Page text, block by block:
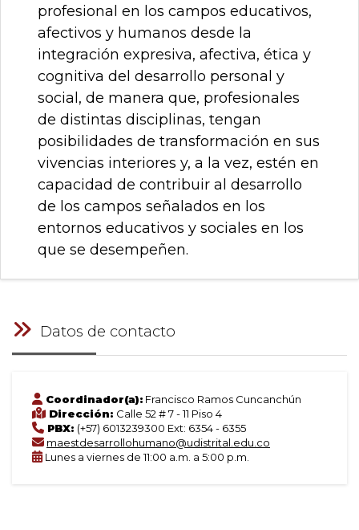
profesional en los campos educativos,
afectivos y humanos desde la
integración expresiva, afectiva, ética y
cognitiva del desarrollo personal y
social, de manera que, profesionales
de distintas disciplinas, tengan
posibilidades de transformación en sus
vivencias interiores y, a la vez, estén en
capacidad de contribuir al desarrollo
de los campos señalados en los
entornos educativos y sociales en los
que se desempeñen.
Datos de contacto
Coordinador(a): Francisco Ramos Cuncanchún
Dirección: Calle 52 # 7 - 11 Piso 4
PBX: (+57) 6013239300 Ext: 6354 - 6355
maestdesarrollohumano@udistrital.edu.co
Lunes a viernes de 11:00 a.m. a 5:00 p.m.